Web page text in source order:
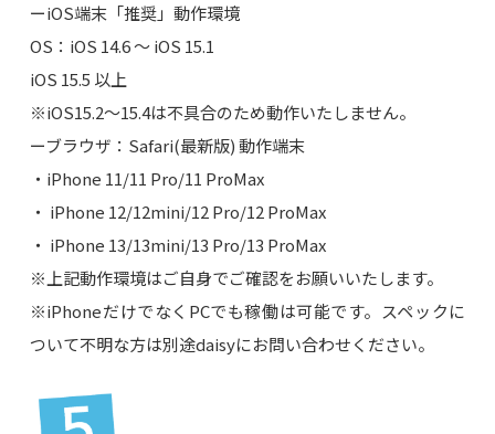
ーiOS端末「推奨」動作環境
OS：iOS 14.6 ～ iOS 15.1
iOS 15.5 以上
※iOS15.2～15.4は不具合のため動作いたしません。
ーブラウザ：Safari(最新版) 動作端末
・iPhone 11/11 Pro/11 ProMax
・ iPhone 12/12mini/12 Pro/12 ProMax
・ iPhone 13/13mini/13 Pro/13 ProMax
※上記動作環境はご自身でご確認をお願いいたします。
※iPhoneだけでなくPCでも稼働は可能です。スペックに
ついて不明な方は別途daisyにお問い合わせください。